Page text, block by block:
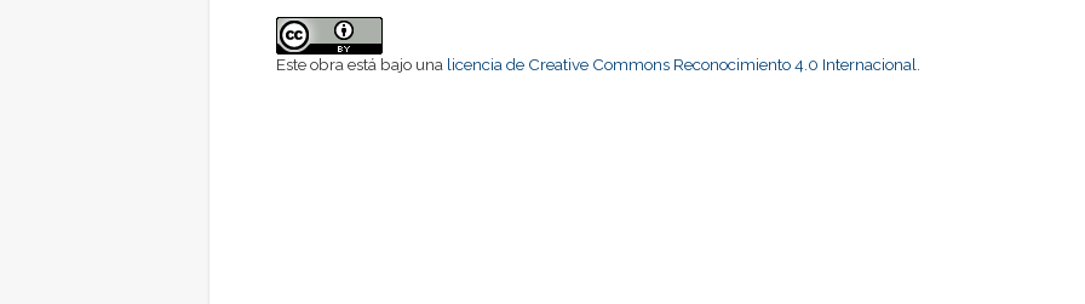
Este obra está bajo una licencia de Creative Commons Reconocimiento 4.0 Internacional.